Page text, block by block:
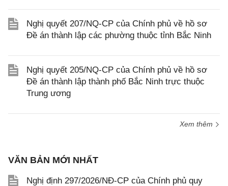
Nghị quyết 207/NQ-CP của Chính phủ về hồ sơ
Đề án thành lập các phường thuộc tỉnh Bắc Ninh
Nghị quyết 205/NQ-CP của Chính phủ về hồ sơ
Đề án thành lập thành phố Bắc Ninh trực thuộc
Trung ương
Xem thêm
VĂN BẢN MỚI NHẤT
Nghị định 297/2026/NĐ-CP của Chính phủ quy